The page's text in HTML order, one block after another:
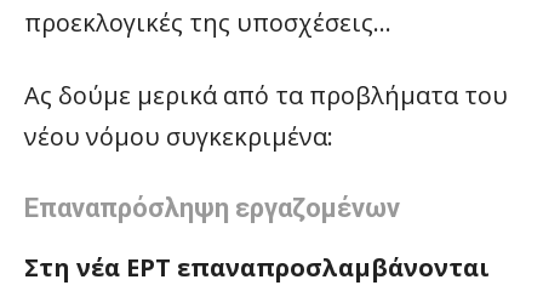
προεκλογικές της υποσχέσεις…
Ας δούμε μερικά από τα προβλήματα του
νέου νόμου συγκεκριμένα:
Επαναπρόσληψη εργαζομένων
Στη νέα ΕΡΤ επαναπροσλαμβάνονται